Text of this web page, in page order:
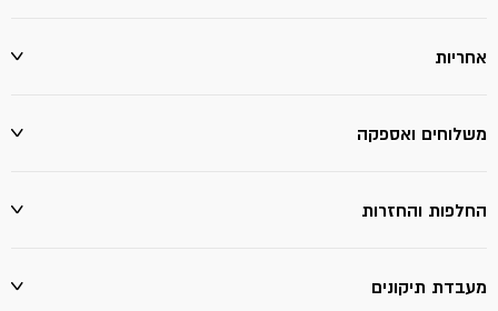
אחריות
משלוחים ואספקה
החלפות והחזרות
מעבדת תיקונים